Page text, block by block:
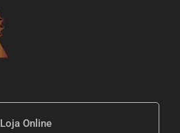
Loja Online